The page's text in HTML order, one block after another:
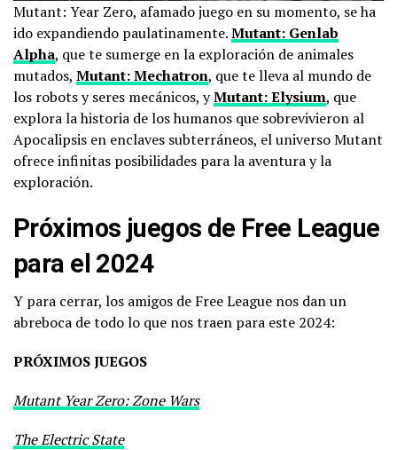
Mutant: Year Zero, afamado juego en su momento, se ha
ido expandiendo paulatinamente.Mutant: Genlab
Alpha, que te sumerge en la exploración de animales
mutados, Mutant: Mechatron, que te lleva al mundo de
los robots y seres mecánicos, yMutant: Elysium, que
explora la historia de los humanos que sobrevivieron al
Apocalipsis en enclaves subterráneos, el universo Mutant
ofrece infinitas posibilidades para la aventura y la
exploración.
Próximos juegos de Free League
para el 2024
Y para cerrar, los amigos de Free League nos dan un
abreboca de todo lo que nos traen para este 2024:
PRÓXIMOS JUEGOS
Mutant Year Zero: Zone Wars
The Electric State